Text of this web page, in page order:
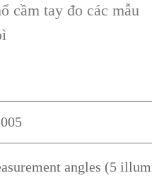
cầm tay đo các mẫu
angles (5